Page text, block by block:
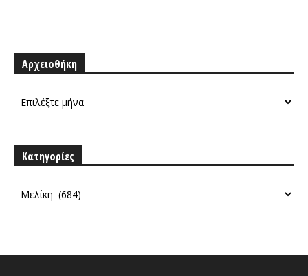
Αρχειοθήκη
Αρχειοθήκη
Κατηγορίες
Κατηγορίες